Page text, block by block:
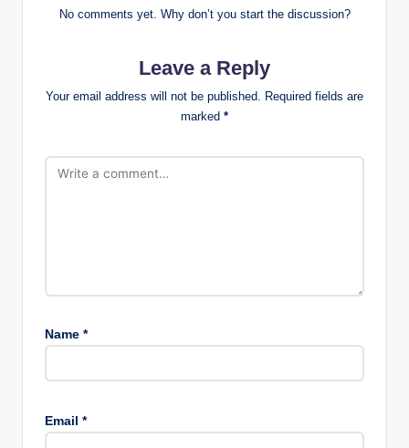
No comments yet. Why don’t you start the discussion?
Leave a Reply
Your email address will not be published. Required fields are
marked *
Name *
Email *